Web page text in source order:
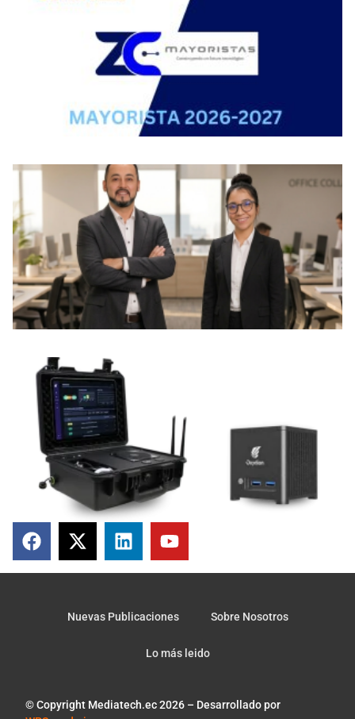
© Copyright Mediatech.ec 2026 – Desarrollado por
Nuevas Publicaciones Sobre Nosotros
Lo más leido